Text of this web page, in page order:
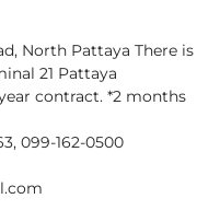
North Pattaya There is
21 Pattaya
contract. *2 months
099-162-0500